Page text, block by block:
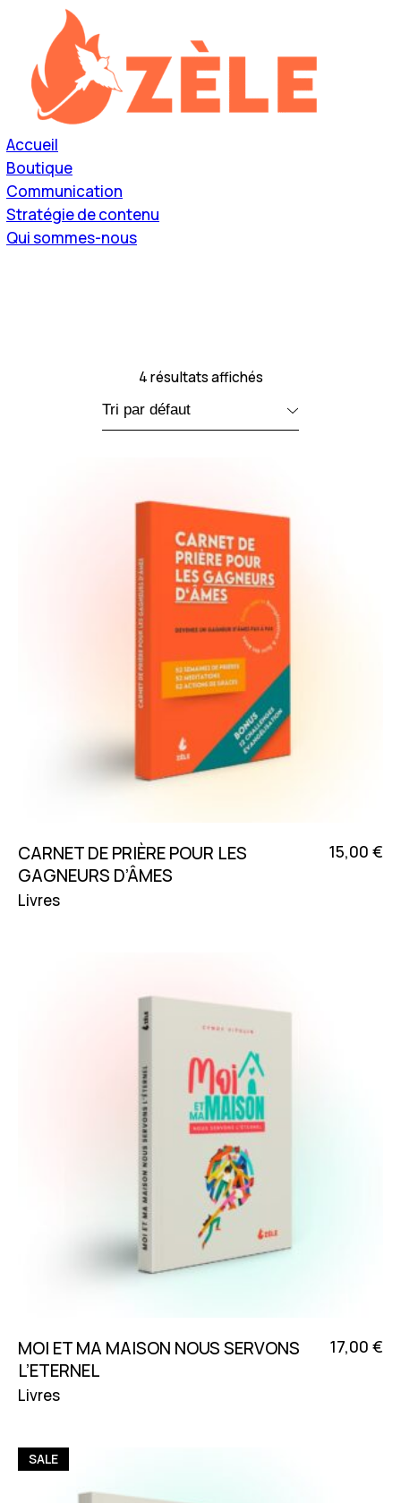
Accueil
Boutique
Communication
Stratégie de contenu
Qui sommes-nous
Accueil
Boutique
Communication
Stratégie de contenu
Qui sommes-nous
4 résultats affichés
Livres
CARNET DE PRIÈRE POUR LES
GAGNEURS D’ÂMES
15,00 €
Livres
MOI ET MA MAISON NOUS SERVONS
L’ETERNEL
17,00 €
SALE